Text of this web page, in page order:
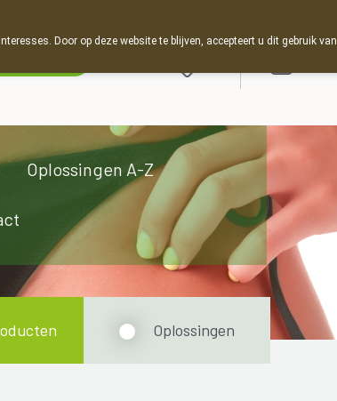
Oplossingen A-Z
Oplossingen
Door op deze website te blijven, accepteert u dit gebruik van